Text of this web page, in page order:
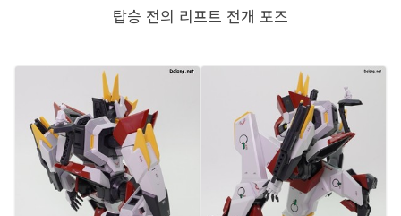
탑승 전의 리프트 전개 포즈